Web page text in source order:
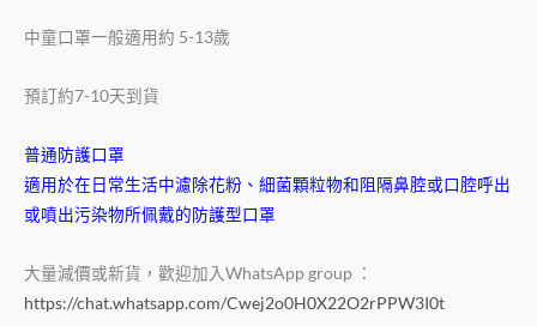
中童口罩一般適用約 5-13歲
預訂約7-10天到貨
普通防護口罩
適用於在日常生活中濾除花粉、細菌顆粒物和阻隔鼻腔或口腔呼出
或噴出污染物所佩戴的防護型口罩
大量減價或新貨，歡迎加入WhatsApp group ：
https://chat.whatsapp.com/Cwej2o0H0X22O2rPPW3I0t